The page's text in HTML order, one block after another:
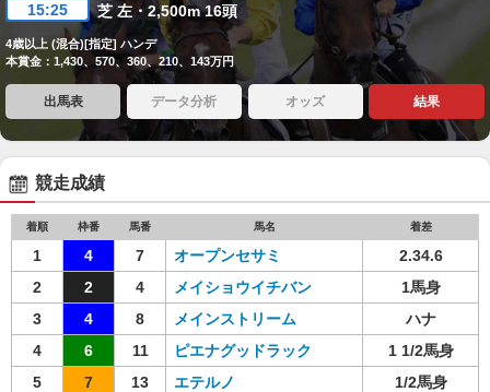
15:25 芝 左・2,500m 16頭
4歳以上 (混合)[指定] ハンデ
本賞金：1,430、570、360、210、143万円
出馬表 データ分析 オッズ 結果
競走成績
着順 枠番 馬番 馬名 着差
1 4 7 オープンセサミ
2.34.6
2
2 4 メイショウイチバン
1馬身
3
4 8 メインストリーム
ハナ
4
6 11 ピエナグッドラック
1 1/2馬身
5
7 13 エテルノ
1/2馬身